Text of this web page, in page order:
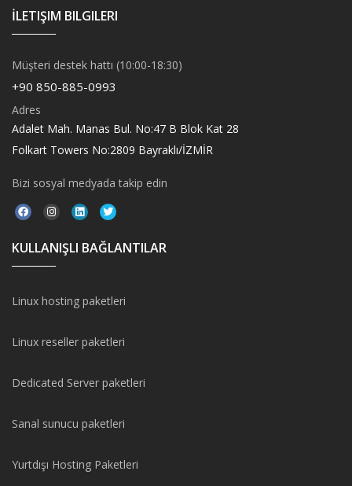
İLETIŞIM BILGILERI
Müşteri destek hattı (10:00-18:30)
+90 850-885-0993
Adres
Adalet Mah. Manas Bul. No:47 B Blok Kat 28
Folkart Towers No:2809 Bayraklı/İZMİR
Bizi sosyal medyada takip edin
KULLANIŞLI BAĞLANTILAR
Linux hosting paketleri
Linux reseller paketleri
Dedicated Server paketleri
Sanal sunucu paketleri
Yurtdışı Hosting Paketleri